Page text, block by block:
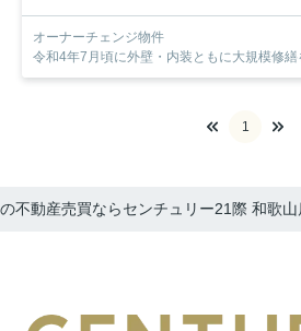
オーナーチェンジ物件
令和4年7月頃に外壁・内装ともに大規模修
1
不動産売買ならセンチュリー21際 和歌山